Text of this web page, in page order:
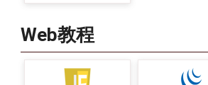
Web教程